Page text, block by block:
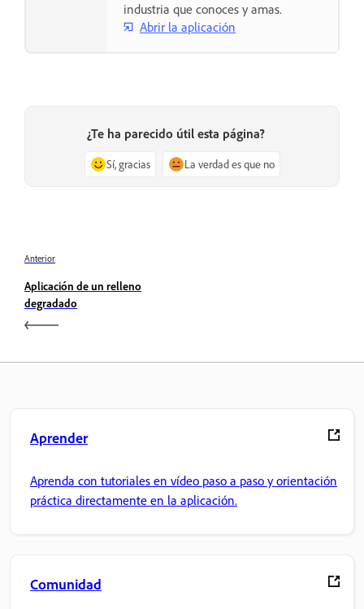
industria que conoces y amas.
Abrir la aplicación
¿Te ha parecido útil esta página?
Sí, gracias La verdad es que no
Anterior
Aplicación de un relleno
degradado
Aprender
Aprenda con tutoriales en vídeo paso a paso y orientación
práctica directamente en la aplicación.
Comunidad